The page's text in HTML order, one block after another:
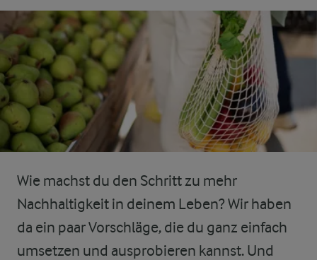
Wie machst du den Schritt zu mehr
Nachhaltigkeit in deinem Leben? Wir haben
da ein paar Vorschläge, die du ganz einfach
umsetzen und ausprobieren kannst. Und